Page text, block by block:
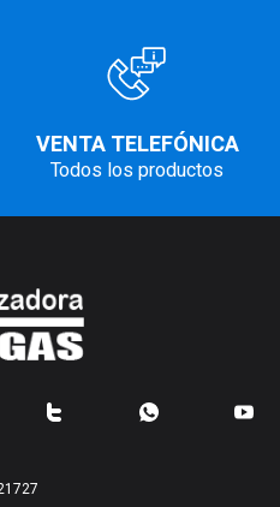
VENTA TELEFÓNICA
Todos los productos